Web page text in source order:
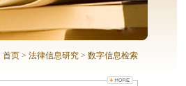
首页 > 法律信息研究 > 数字信息检索